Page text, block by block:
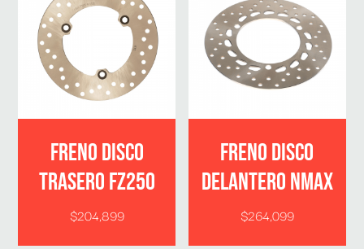
FRENO DISCO
TRASERO FZ250
$204,899
FRENO DISCO
DELANTERO NMAX
$264,099